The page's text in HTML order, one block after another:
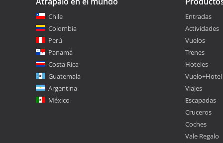
Chile
Colombia
Perú
Panamá
Costa Rica
Guatemala
Argentina
México
Entradas
Actividades
Vuelos
Trenes
Hoteles
Vuelo+Hotel
Viajes
Escapadas
Cruceros
Coches
Vale Regalo